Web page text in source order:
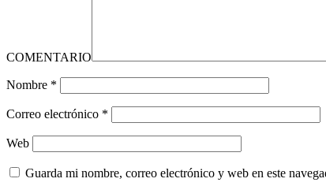
COMENTARIO
Nombre *
Correo electrónico *
Web
Guarda mi nombre, correo electrónico y web en este